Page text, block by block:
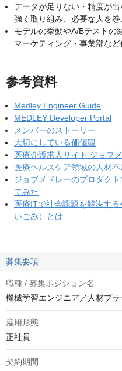
データが足りない・精度が
強く取り組み、必要な人を
モデルの挙動やA/Bテストの
マーケティング・事業部な
参考資料
Medley Engineer Guide
MEDLEY Developer Portal
メンバーのストーリー
大切にしている価値観
医療介護求人サイト ジョブ
医療ヘルスケア領域の人材
ジョブメドレーのプロダク
てみた
医療ITで社会課題を解決す
いごみ）とは
募集要項
職種 / 募集ポジション名
機械学習エンジニア／人材プ
雇用形態
正社員
契約期間